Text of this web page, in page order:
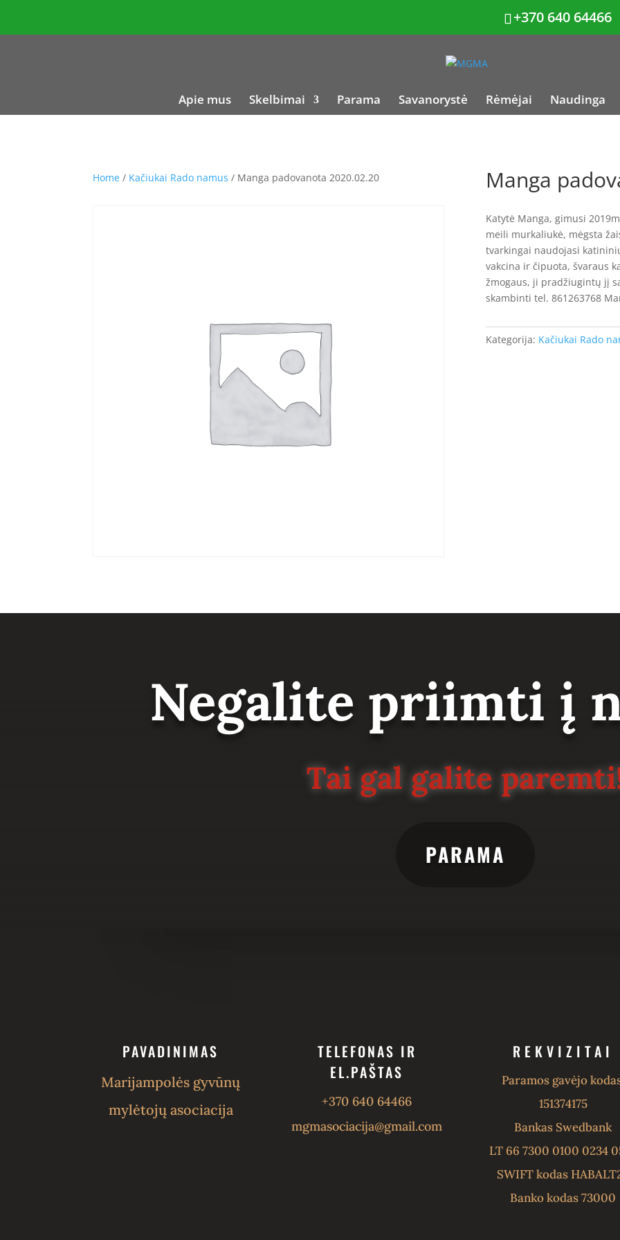
+370 640 64466
Apie mus Skelbimai Parama Savanorystė Rėmėjai Naudinga
Home / Kačiukai Rado namus / Manga padovanota 2020.02.20 Manga
Katytė Manga, gimusi
meili murkaliukė, mėgsta
tvarkingai naudojasi
vakcina ir čipuota, švaraus
žmogaus, ji pradžiugintų jį
skambinti tel. 861263768
Kategorija: Kačiukai Rado
Negalite priimti į
Tai gal galite
PARAMA
PAVADINIMAS
Marijampolės gyvūnų
mylėtojų asociacija
TELEFONAS IR
EL.PAŠTAS
+370 640 64466
mgmasociacija@gmail.com
REKVIZITAI
Paramos gavėjo
151374175
Bankas Swedbank
LT 66 7300 0100 0234
SWIFT kodas
Banko kodas 73000